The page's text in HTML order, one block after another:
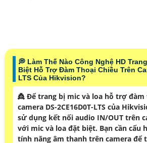
️💭 Làm Thế Nào Công Nghệ HD
Biệt Hỗ Trợ Đàm Thoại Chiều Trên
LTS Của Hikvision?
👸 Để trang bị mic và loa hỗ trợ
camera DS-2CE16D0T-LTS của
sử dụng kết nối audio IN/OUT trên
với mic và loa đặt biệt. Bạn cần cấu
tính năng âm thanh trên camera để